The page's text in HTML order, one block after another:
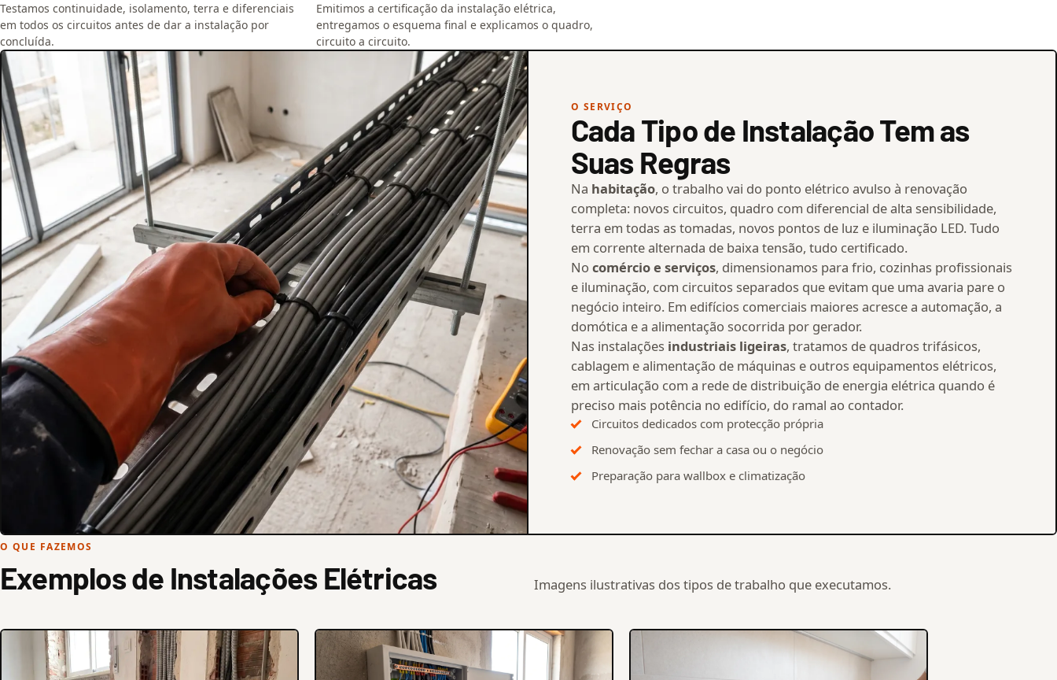
Testamos continuidade, isolamento, terra e diferenciais
em todos os circuitos antes de dar a instalação por
concluída.
Emitimos a certificação da instalação elétrica,
entregamos o esquema final e explicamos o quadro,
circuito a circuito.
O SERVIÇO
Cada Tipo de Instalação Tem as
Suas Regras
Na habitação, o trabalho vai do ponto elétrico avulso à renovação
completa: novos circuitos, quadro com diferencial de alta sensibilidade,
terra em todas as tomadas, novos pontos de luz e iluminação LED. Tudo
em corrente alternada de baixa tensão, tudo certificado.
No comércio e serviços, dimensionamos para frio, cozinhas profissionais
e iluminação, com circuitos separados que evitam que uma avaria pare o
negócio inteiro. Em edifícios comerciais maiores acresce a automação, a
domótica e a alimentação socorrida por gerador.
Nas instalações industriais ligeiras, tratamos de quadros trifásicos,
cablagem e alimentação de máquinas e outros equipamentos elétricos,
em articulação com a rede de distribuição de energia elétrica quando é
preciso mais potência no edifício, do ramal ao contador.
Circuitos dedicados com protecção própria
Renovação sem fechar a casa ou o negócio
Preparação para wallbox e climatização
O QUE FAZEMOS
Exemplos de Instalações Elétricas Imagens ilustrativas dos tipos de trabalho que executamos.